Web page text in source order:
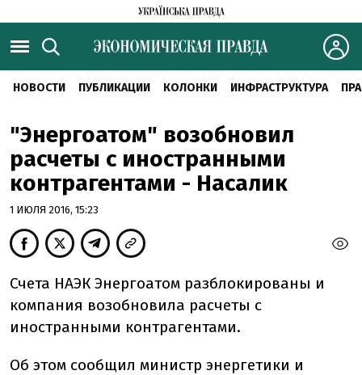
НОВОСТИ ПУБЛИКАЦИИ КОЛОНКИ ИНФРАСТРУКТУРА
"Энергоатом" возобновил
расчеты с иностранными
контрагентами - Насалик
1 ИЮЛЯ 2016, 15:23
Счета НАЭК Энергоатом разблокированы и
компания возобновила расчеты с
иностранными контрагентами.
Об этом сообщил министр энергетики и